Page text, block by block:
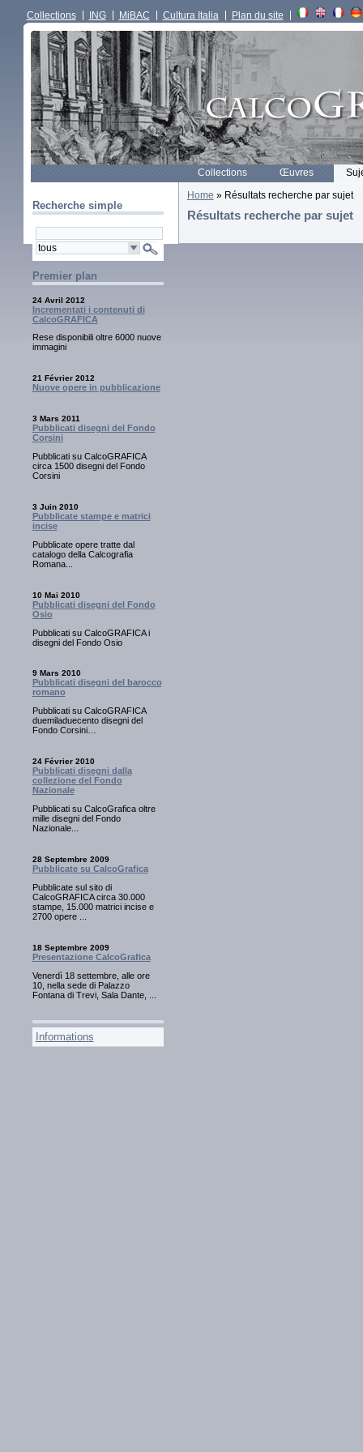
Collections ING MiBAC Cultura Italia Plan du site
Collections Œuvres
Recherche simple
Premier plan
24 Avril 2012
Incrementati i contenuti di
CalcoGRAFICA
Rese disponibili oltre 6000 nuove
immagini
21 Février 2012
Nuove opere in pubblicazione
3 Mars 2011
Pubblicati disegni del Fondo
Corsini
Pubblicati su CalcoGRAFICA
circa 1500 disegni del Fondo
Corsini
3 Juin 2010
Pubblicate stampe e matrici
incise
Pubblicate opere tratte dal
catalogo della Calcografia
Romana...
10 Mai 2010
Pubblicati disegni del Fondo
Osio
Pubblicati su CalcoGRAFICA i
disegni del Fondo Osio
9 Mars 2010
Pubblicati disegni del barocco
romano
Pubblicati su CalcoGRAFICA
duemiladuecento disegni del
Fondo Corsini…
24 Février 2010
Pubblicati disegni dalla
collezione del Fondo
Nazionale
Pubblicati su CalcoGrafica oltre
mille disegni del Fondo
Nazionale...
28 Septembre 2009
Pubblicate su CalcoGrafica
Pubblicate sul sito di
CalcoGRAFICA circa 30.000
stampe, 15.000 matrici incise e
2700 opere ...
18 Septembre 2009
Presentazione CalcoGrafica
Venerdì 18 settembre, alle ore
10, nella sede di Palazzo
Fontana di Trevi, Sala Dante, ...
Informations
Home » Résultats recherche par sujet
Résultats recherche par sujet